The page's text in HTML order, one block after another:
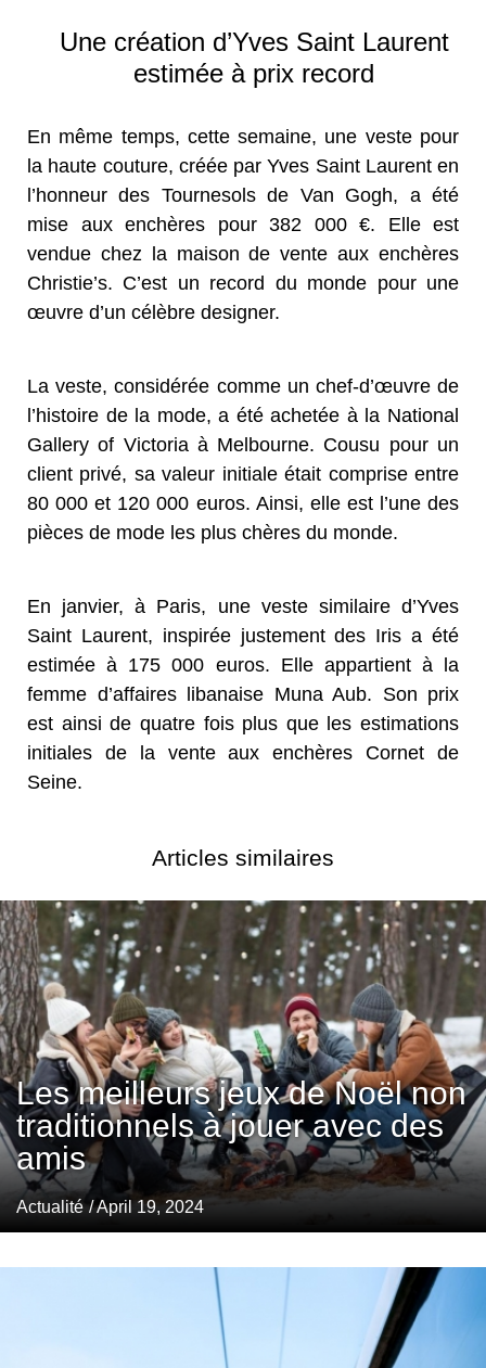
Une création d’Yves Saint Laurent
estimée à prix record
En même temps, cette semaine, une veste pour
la haute couture, créée par Yves Saint Laurent en
l’honneur des Tournesols de Van Gogh, a été
mise aux enchères pour 382 000 €. Elle est
vendue chez la maison de vente aux enchères
Christie’s. C’est un record du monde pour une
œuvre d’un célèbre designer.
La veste, considérée comme un chef-d’œuvre de
l’histoire de la mode, a été achetée à la National
Gallery of Victoria à Melbourne. Cousu pour un
client privé, sa valeur initiale était comprise entre
80 000 et 120 000 euros. Ainsi, elle est l’une des
pièces de mode les plus chères du monde.
En janvier, à Paris, une veste similaire d’Yves
Saint Laurent, inspirée justement des Iris a été
estimée à 175 000 euros. Elle appartient à la
femme d’affaires libanaise Muna Aub. Son prix
est ainsi de quatre fois plus que les estimations
initiales de la vente aux enchères Cornet de
Seine.
Articles similaires
Les meilleurs jeux de Noël non
traditionnels à jouer avec des
amis
Actualité / April 19, 2024